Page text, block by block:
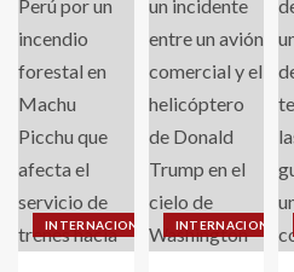
INTERNACIONALES INTERNACIONALES